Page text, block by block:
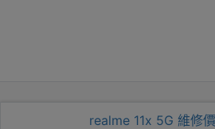
realme 11x 5G 維修